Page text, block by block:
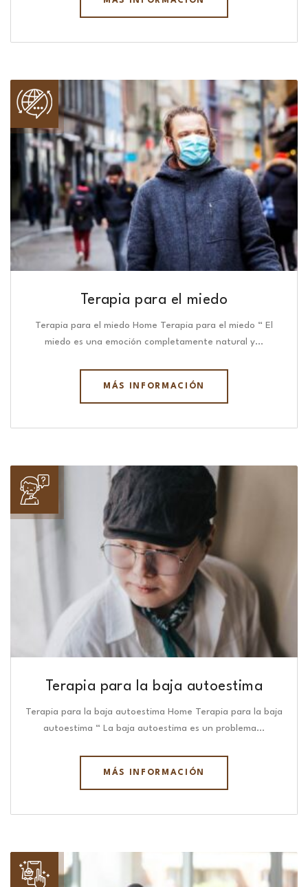
Terapia para el miedo
Terapia para el miedo Home Terapia para el miedo “ El
miedo es una emoción completamente natural y…
MÁS INFORMACIÓN
Terapia para la baja autoestima
Terapia para la baja autoestima Home Terapia para la baja
autoestima “ La baja autoestima es un problema…
MÁS INFORMACIÓN